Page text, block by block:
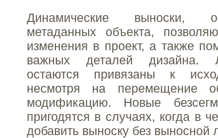
Динамические выноски,
метаданных объекта,
изменения в проект, а также
важных деталей дизайна.
остаются привязаны к
несмотря на перемещение
модификацию. Новые
пригодятся в случаях, когда в
добавить выноску без выносной